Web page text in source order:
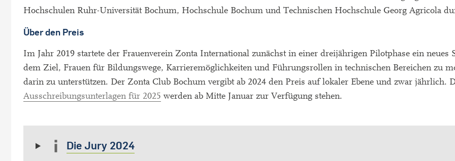
Hochschulen Ruhr-Universität Bochum, Hochschule Bochum und Technischen Hochschule Georg Agricola
Über den Preis
Im Jahr 2019 startete der Frauenverein Zonta International zunächst in einer dreijährigen Pilotphase ein
dem Ziel, Frauen für Bildungswege, Karrieremöglichkeiten und Führungsrollen in technischen Bereichen zu
darin zu unterstützen. Der Zonta Club Bochum vergibt ab 2024 den Preis auf lokaler Ebene und zwar jährlich.
Ausschreibungsunterlagen für 2025 werden ab Mitte Januar zur Verfügung stehen.
Die Jury 2024